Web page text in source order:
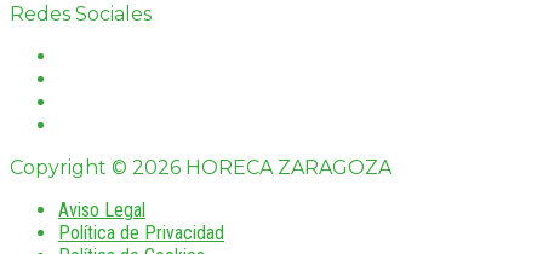
Redes Sociales
Copyright © 2026 HORECA ZARAGOZA
Aviso Legal
Política de Privacidad